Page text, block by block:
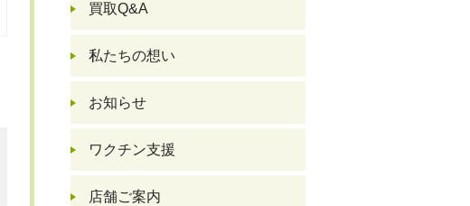
買取Q&A
私たちの想い
お知らせ
ワクチン支援
店舗ご案内